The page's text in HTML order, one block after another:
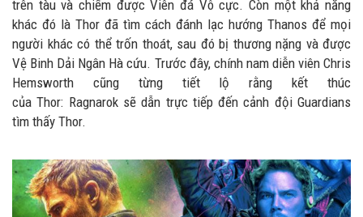
trên tàu và chiếm được Viên đá Vô cực. Còn một khả năng
khác đó là Thor đã tìm cách đánh lạc hướng Thanos để mọi
người khác có thể trốn thoát, sau đó bị thương nặng và được
Vệ Binh Dải Ngân Hà cứu. Trước đây, chính nam diễn viên Chris
Hemsworth cũng từng tiết lộ rằng kết thúc
của Thor: Ragnarok sẽ dẫn trực tiếp đến cảnh đội Guardians
tìm thấy Thor.